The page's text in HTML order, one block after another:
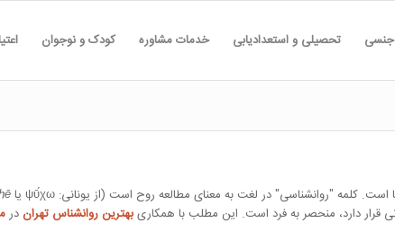
جنسی تحصیلی و استعدادیابی خدمات مشاوره کودک و نوجوان
است. کلمه روانشناسی در لغت به معنای مطالعه روح است (از یونانی: ψῡ́χω یا
قرار دارد، منحصر به فرد است. این مطلب با همکاریبهترین روانشناس تهراندر